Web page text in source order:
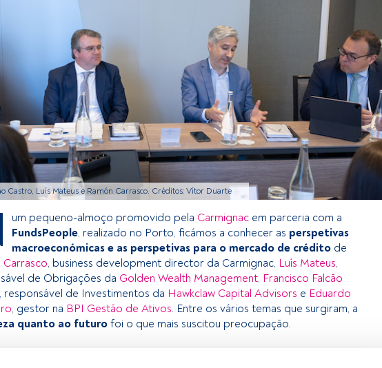
Castro, Luís Mateus e Ramón Carrasco. Créditos: Vítor Duarte
um pequeno-almoço promovido pela Carmignac em parceria com a
FundsPeople, realizado no Porto, ficámos a conhecer as perspetivas
macroeconómicas e as perspetivas para o mercado de crédito de
Carrasco, business development director da Carmignac, Luís Mateus,
de Obrigações da Golden Wealth Management, Francisco Falcão
, responsável de Investimentos da Hawkclaw Capital Advisors e Eduardo
, gestor na BPI Gestão de Ativos. Entre os vários temas que surgiram, a
quanto ao futuro foi o que mais suscitou preocupação.